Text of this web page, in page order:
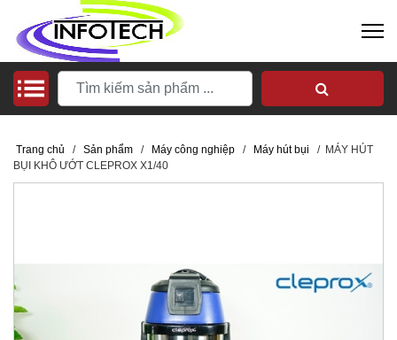
Trang chủ / Sản phẩm / Máy công nghiệp / Máy hút bụi / MÁY HÚT
BỤI KHÔ ƯỚT CLEPROX X1/40